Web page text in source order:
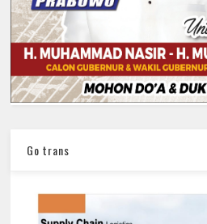
Go trans